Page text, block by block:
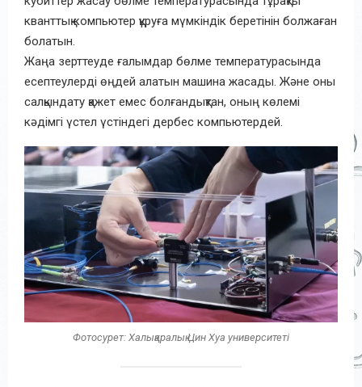
кванттық компьютер құруға мүмкіндік беретінін болжаған
болатын.
Жаңа зерттеуде ғалымдар бөлме температурасында
есептеулерді өңдей алатын машина жасады. Және оны
салқындату қажет емес болғандықтан, оның көлемі
кәдімгі үстел үстіндегі дербес компьютердей.
Фотосурет: Халықаралық Цин Хуа университеті